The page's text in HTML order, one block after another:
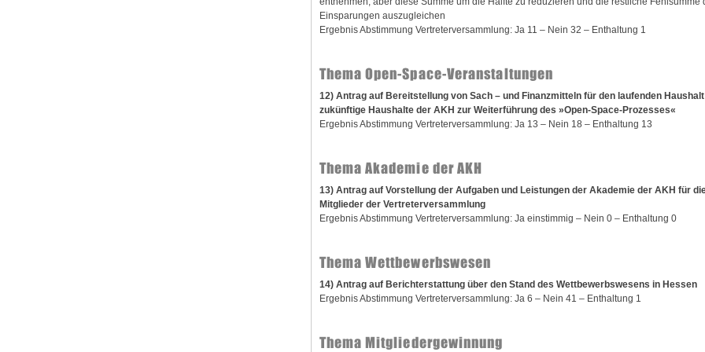
Einsparungen auszugleichen
Ergebnis Abstimmung Vertreterversammlung: Ja 11 – Nein 32 – Enthaltung 1
Thema Open-Space-Veranstaltungen
12) Antrag auf Bereitstellung von Sach – und Finanzmitteln für den laufenden Haushalt
zukünftige Haushalte der AKH zur Weiterführung des »Open-Space-Prozesses«
Ergebnis Abstimmung Vertreterversammlung: Ja 13 – Nein 18 – Enthaltung 13
Thema Akademie der AKH
13) Antrag auf Vorstellung der Aufgaben und Leistungen der Akademie der AKH für
Mitglieder der Vertreterversammlung
Ergebnis Abstimmung Vertreterversammlung: Ja einstimmig – Nein 0 – Enthaltung 0
Thema Wettbewerbswesen
14) Antrag auf Berichterstattung über den Stand des Wettbewerbswesens in Hessen
Ergebnis Abstimmung Vertreterversammlung: Ja 6 – Nein 41 – Enthaltung 1
Thema Mitgliedergewinnung